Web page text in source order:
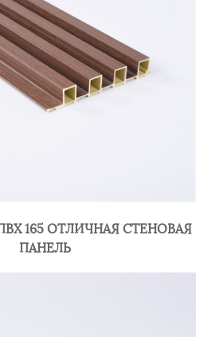
165 ОТЛИЧНАЯ СТЕНОВАЯ
ПАНЕЛЬ